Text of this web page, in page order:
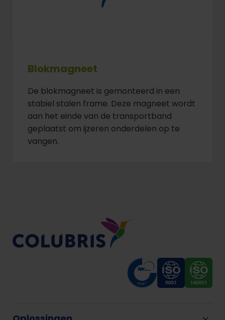
Blokmagneet
De blokmagneet is gemonteerd in een
stabiel stalen frame. Deze magneet wordt
aan het einde van de transportband
geplaatst om ijzeren onderdelen op te
vangen.